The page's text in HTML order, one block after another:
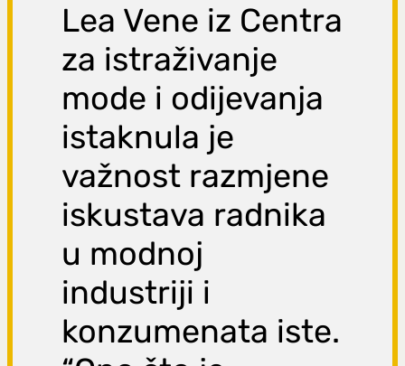
Lea Vene iz Centra
za istraživanje
mode i odijevanja
istaknula je
važnost razmjene
iskustava radnika
u modnoj
industriji i
konzumenata iste.